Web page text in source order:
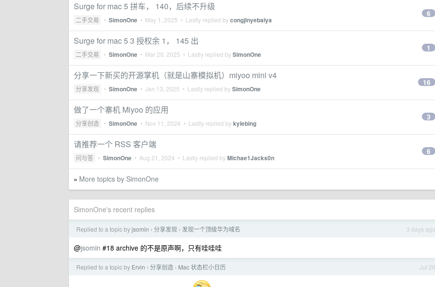
Surge for mac 5 拼车， 140，后续不升级
二手交易 • SimonOne • May 1, 2025 • Lastly replied bycongjinyebaiya
6
Surge for mac 5 3 授权余 1， 145 出
二手交易 • SimonOne • Mar 20, 2025 • Lastly replied bySimonOne
1
分享一下新买的开源掌机（就是山寨模拟机）miyoo mini v4
分享发现 • SimonOne • Jan 13, 2025 • Lastly replied bySimonOne
16
做了一个寨机 Miyoo 的应用
分享创造 • SimonOne • Nov 11, 2024 • Lastly replied bykylebing
3
请推荐一个 RSS 客户端
问与答 • SimonOne • Aug 21, 2024 • Lastly replied byMichae1Jacks0n
6
» More topics by SimonOne
SimonOne's recent replies
3 days ago
Replied to a topic byjsomin › 分享发现 › 发现一个顶级华为域名
@jsomin #18 archive 的不是原声啊，只有哇哇哇
Jul 28
Replied to a topic by Ervin › 分享创造 › Mac 状态栏小日历